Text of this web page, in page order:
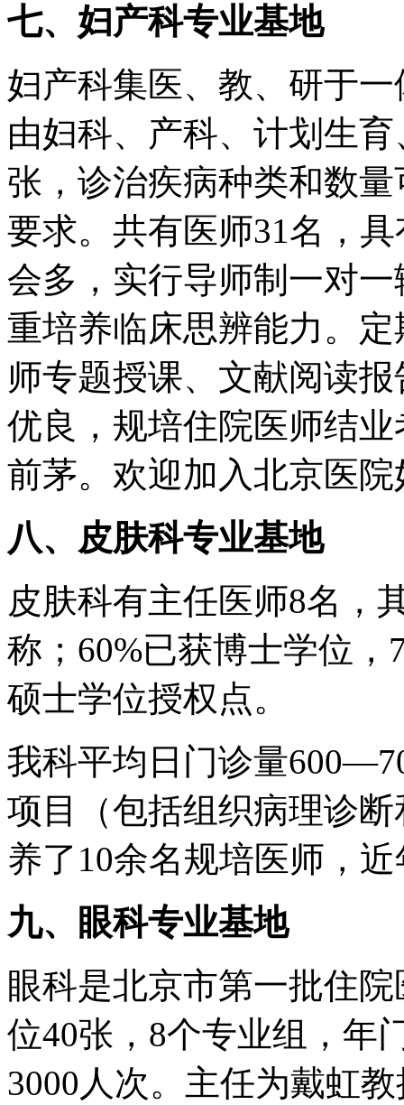
七、妇产科专业基地
妇产科集医、教、研于
由妇科、产科、计划生
张，诊治疾病种类和数
要求。共有医师31名，
会多，实行导师制一对
重培养临床思辨能力。
师专题授课、文献阅读
优良，规培住院医师结
前茅。欢迎加入北京医
八、皮肤科专业基地
皮肤科有主任医师8名，
称；60%已获博士学位
硕士学位授权点。
我科平均日门诊量
项目（包括组织病理诊
养了10余名规培医师，
九、眼科专业基地
眼科是北京市第一批住
位40张，8个专业组，年
3000人次。主任为戴虹